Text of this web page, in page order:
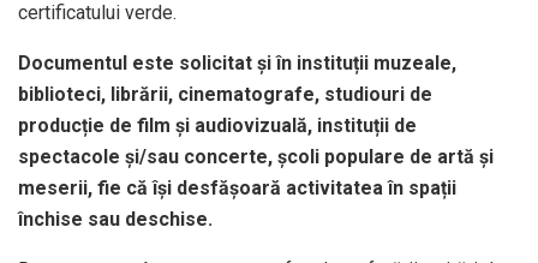
certificatului verde.
Documentul este solicitat și în instituții muzeale,
biblioteci, librării, cinematografe, studiouri de
producție de film și audiovizuală, instituții de
spectacole și/sau concerte, școli populare de artă și
meserii, fie că își desfășoară activitatea în spații
închise sau deschise.